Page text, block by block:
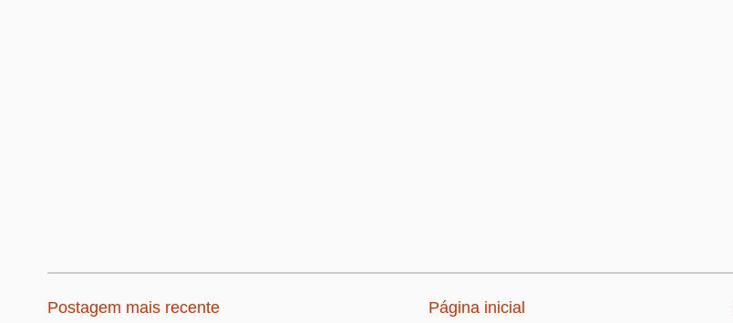
Postagem mais recente Página inicial